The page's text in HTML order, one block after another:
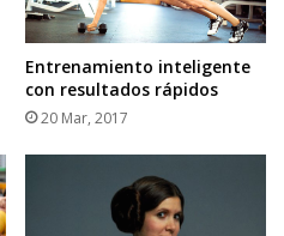
Entrenamiento inteligente
con resultados rápidos
20 Mar, 2017